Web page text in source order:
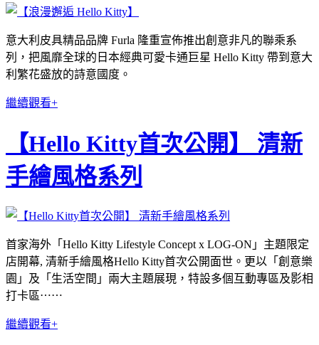
意大利皮具精品品牌 Furla 隆重宣佈推出創意非凡的聯乘系
列，把風靡全球的日本經典可愛卡通巨星 Hello Kitty 帶到意大
利繁花盛放的詩意國度。
繼續觀看+
【Hello Kitty首次公開】 清新
手繪風格系列
首家海外「 Hello Kitty Lifestyle Concept x LOG-ON 」主題限定
店開幕, 清新手繪風格Hello Kitty首次公開面世。更以「創意樂
園」及「生活空間」 兩大主題展現，特設多個互動專區及影相
打卡區⋯⋯
繼續觀看+